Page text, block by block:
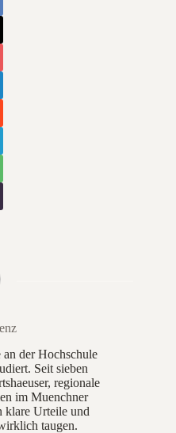
der Hochschule
Seit sieben
regionale
im Muenchner
klare Urteile und
taugen.